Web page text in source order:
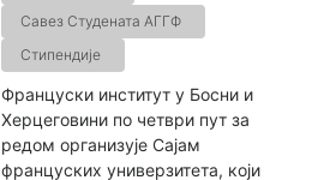
Савез Студената АГГФ
Стипендије
Француски институт у Босни и
Херцеговини по четври пут за
редом организује Сајам
француских универзитета, који